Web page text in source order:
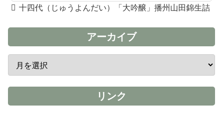
十四代（じゅうよんだい）「大吟醸」播州山田錦生詰
アーカイブ
リンク